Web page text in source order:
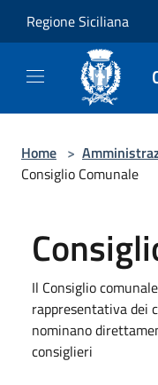
Regione Siciliana
Home >
Consiglio Comunale
Il Consiglio
rappresentativa dei
nominano
consiglieri